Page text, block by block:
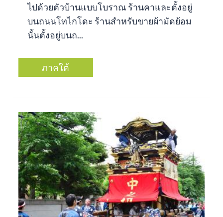
ไปด้วยตัวบ้านแบบโบราณ ร้านคาและตั้งอยู่
บนถนนโทไกโดะ ร้านสำหรับขายผ้ามัดย้อม
นั้นตั้งอยู่บนถ...
ภาคใต้